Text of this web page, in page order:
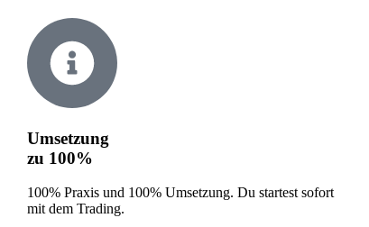
Umsetzung
zu 100%
100% Praxis und 100% Umsetzung. Du startest sofort
mit dem Trading.